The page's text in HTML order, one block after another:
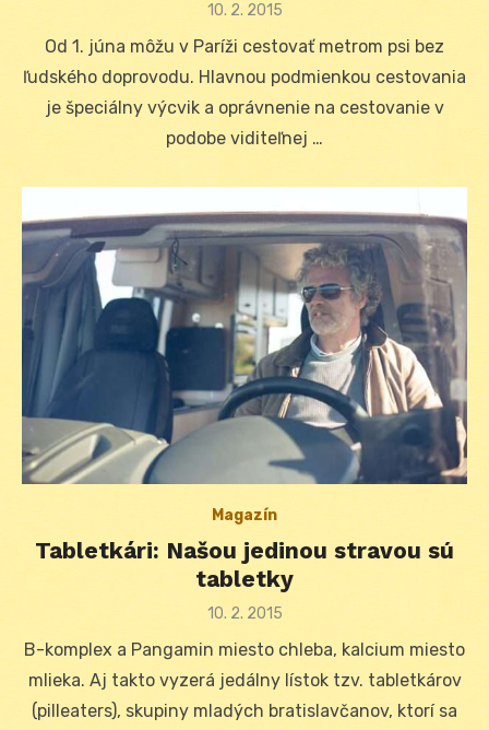
Posted
10. 2. 2015
Od 1. júna môžu v Paríži cestovať metrom psi bez
ľudského doprovodu. Hlavnou podmienkou cestovania
je špeciálny výcvik a oprávnenie na cestovanie v
podobe viditeľnej …
Magazín
Tabletkári: Našou jedinou stravou sú
tabletky
Posted
10. 2. 2015
B-komplex a Pangamin miesto chleba, kalcium miesto
mlieka. Aj takto vyzerá jedálny lístok tzv. tabletkárov
(pilleaters), skupiny mladých bratislavčanov, ktorí sa